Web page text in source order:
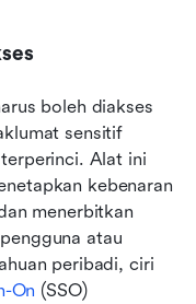
boleh diakses
sensitif
Alat ini
kebenaran
menerbitkan
atau
peribadi, ciri
On (SSO)